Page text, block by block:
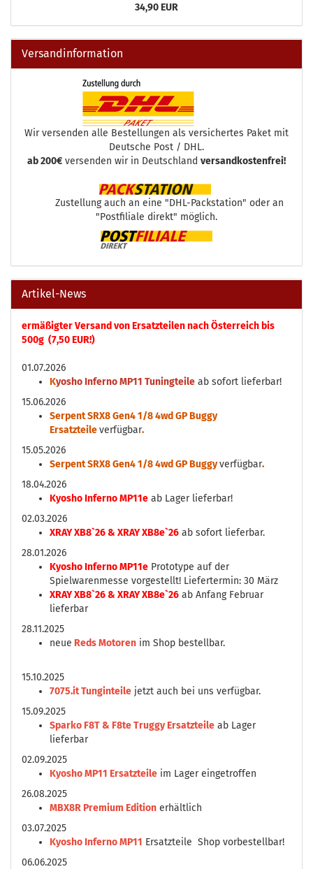
34,90 EUR
Versandinformation
Wir versenden alle Bestellungen als versichertes Paket mit
Deutsche Post / DHL.
ab 200€ versenden wir in Deutschland versandkostenfrei!
Zustellung auch an eine "DHL-Packstation" oder an
"Postfiliale direkt" möglich.
Artikel-News
ermäßigter Versand von Ersatzteilen nach Österreich bis
500g (7,50 EUR!)
01.07.2026
Kyosho Inferno MP11 Tuningteile ab sofort lieferbar!
15.06.2026
Serpent SRX8 Gen4 1/8 4wd GP Buggy
Ersatzteileverfügbar.
15.05.2026
Serpent SRX8 Gen4 1/8 4wd GP Buggyverfügbar.
18.04.2026
Kyosho Inferno MP11e ab Lager lieferbar!
02.03.2026
XRAY XB8`26 & XRAY XB8e`26 ab sofort lieferbar.
28.01.2026
Kyosho Inferno MP11e Prototype auf der
Spielwarenmesse vorgestellt! Liefertermin: 30 März
XRAY XB8`26 & XRAY XB8e`26 ab Anfang Februar
lieferbar
28.11.2025
neue Reds Motoren im Shop bestellbar.
15.10.2025
7075.it Tunginteile jetzt auch bei uns verfügbar.
15.09.2025
Sparko F8T & F8te Truggy Ersatzteile ab Lager
lieferbar
02.09.2025
Kyosho MP11 Ersatzteile im Lager eingetroffen
26.08.2025
MBX8R Premium Edition erhältlich
03.07.2025
Kyosho Inferno MP11 Ersatzteile Shop vorbestellbar!
06.06.2025